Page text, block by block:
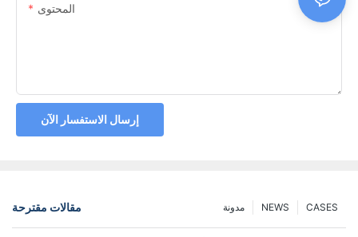
المحتوى
إرسال الاستفسار الآن
مقالات مقترحة CASES
NEWS مدونة